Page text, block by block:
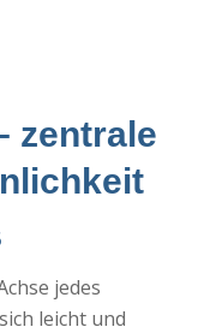
zentrale
jedes
leicht und